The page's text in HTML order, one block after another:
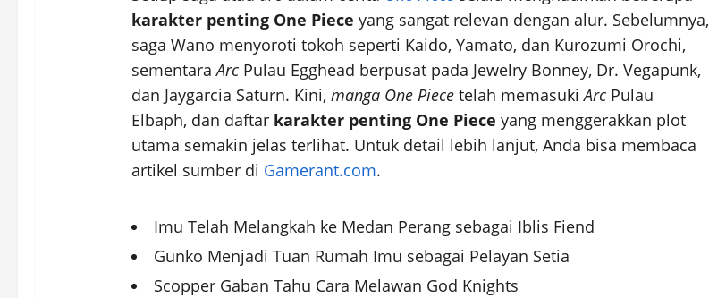
karakter penting One Piece yang sangat relevan dengan alur. Sebelumnya,
saga Wano menyoroti tokoh seperti Kaido, Yamato, dan Kurozumi Orochi,
sementaraArcPulau Egghead berpusat pada Jewelry Bonney, Dr. Vegapunk,
dan Jaygarcia Saturn. Kini, manga One Piecetelah memasukiArcPulau
Elbaph, dan daftar karakter penting One Piece yang menggerakkan plot
utama semakin jelas terlihat. Untuk detail lebih lanjut, Anda bisa membaca
artikel sumber di Gamerant.com.
Imu Telah Melangkah ke Medan Perang sebagai Iblis Fiend
Gunko Menjadi Tuan Rumah Imu sebagai Pelayan Setia
Scopper Gaban Tahu Cara Melawan God Knights